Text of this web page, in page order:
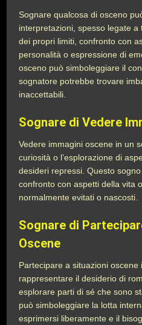
Sognare qualcosa di osceno
interpretazioni, spesso legate
dei propri limiti, confronto con
personalità o espressione di
osceno può simboleggiare il
sognatore potrebbe trovare
inaccettabili.
Sognare di Vedere
Vedere immagini oscene in un
curiosità o l’esplorazione di
desideri repressi. Questo
confronto con aspetti della vita
normalmente evitati o nascosti.
Sognare di
Oscene
Partecipare a situazioni oscene
rappresentare il desiderio di
esplorare parti di sé che sono
può simboleggiare la lotta
esprimersi liberamente e il